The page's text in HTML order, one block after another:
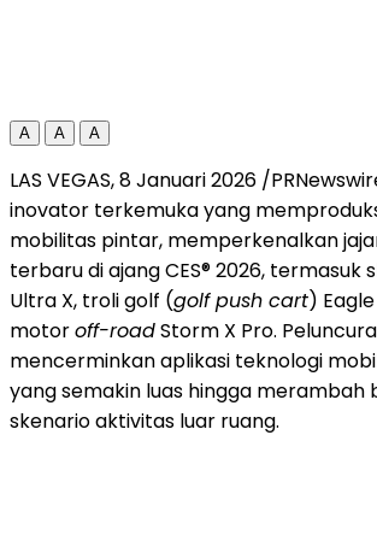
A A A
LAS VEGAS, 8 Januari 2026 /
inovator terkemuka yang
mobilitas pintar, memperkenalkan
terbaru di ajang CES® 2026, termasuk
Ultra X, troli golf (golf push cart)
motoroff-roadStorm X Pro.
mencerminkan aplikasi teknologi
yang semakin luas hingga merambah
skenario aktivitas luar ruang.